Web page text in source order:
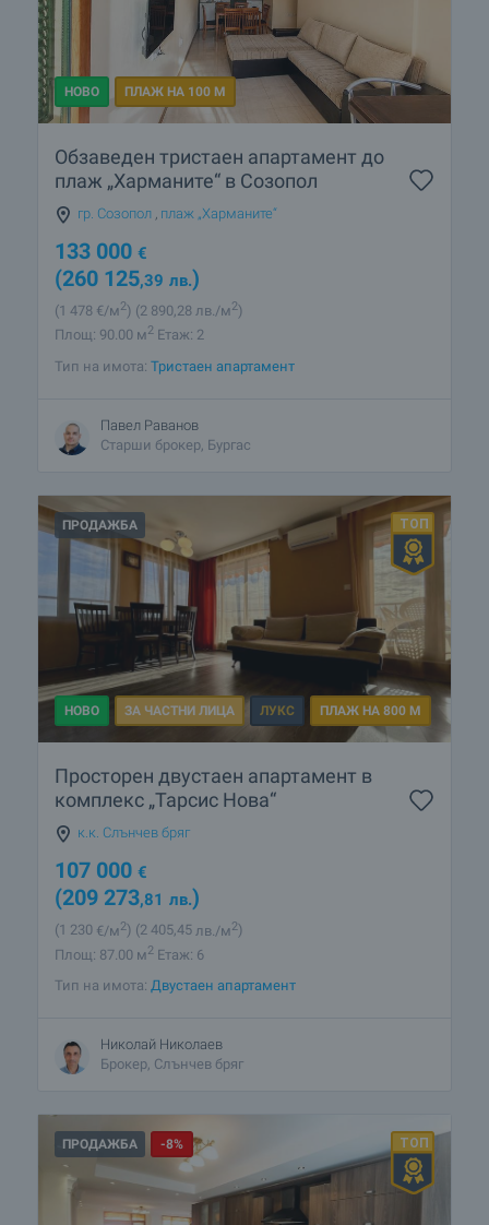
НОВО ПЛАЖ НА 100 М
Обзаведен тристаен апартамент до
плаж „Харманите“ в Созопол
гр. Созопол плаж „Харманите“
133 000 €
(260 125,39 лв.)
(1 478 €/м2) (2 890,28 лв./м2)
Площ: 90.00 м2 Етаж: 2
Тип на имота: Тристаен апартамент
Павел Раванов
Старши брокер, Бургас
ПРОДАЖБА
НОВО ЗА ЧАСТНИ ЛИЦА ЛУКС ПЛАЖ НА 800 М
Просторен двустаен апартамент в
комплекс „Тарсис Нова“
к.к. Слънчев бряг
107 000 €
(209 273,81 лв.)
(1 230 €/м2) (2 405,45 лв./м2)
Площ: 87.00 м2 Етаж: 6
Тип на имота: Двустаен апартамент
Николай Николаев
Брокер, Слънчев бряг
ПРОДАЖБА -8%